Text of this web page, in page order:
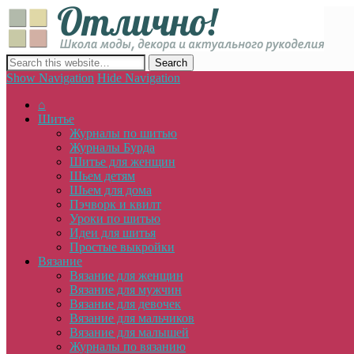
сайт о декоре, дизайне и моде, вязании, шитье и других видах
Show Navigation Hide Navigation
⌂
Шитье
Журналы по шитью
Журналы Бурда
Шитье для женщин
Шьем детям
Шьем для дома
Пэчворк и квилт
Уроки по шитью
Идеи для шитья
Простые выкройки
Вязание
Вязание для женщин
Вязание для мужчин
Вязание для девочек
Вязание для мальчиков
Вязание для малышей
Журналы по вязанию